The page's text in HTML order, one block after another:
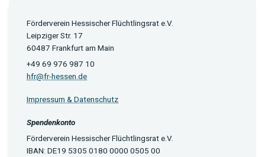
Förderverein Hessischer Flüchtlingsrat e.V.
Leipziger Str. 17
60487 Frankfurt am Main
+49 69 976 987 10
hfr@fr-hessen.de
Impressum & Datenschutz
Spendenkonto
Förderverein Hessischer Flüchtlingsrat e.V.
IBAN: DE19 5305 0180 0000 0505 00